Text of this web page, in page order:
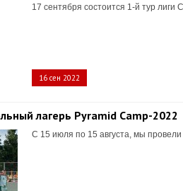
17 сентября состоится 1-й тур лиги
16 сен 2022
лагерь Pyramid Camp-2022
С 15 июля по 15 августа, мы